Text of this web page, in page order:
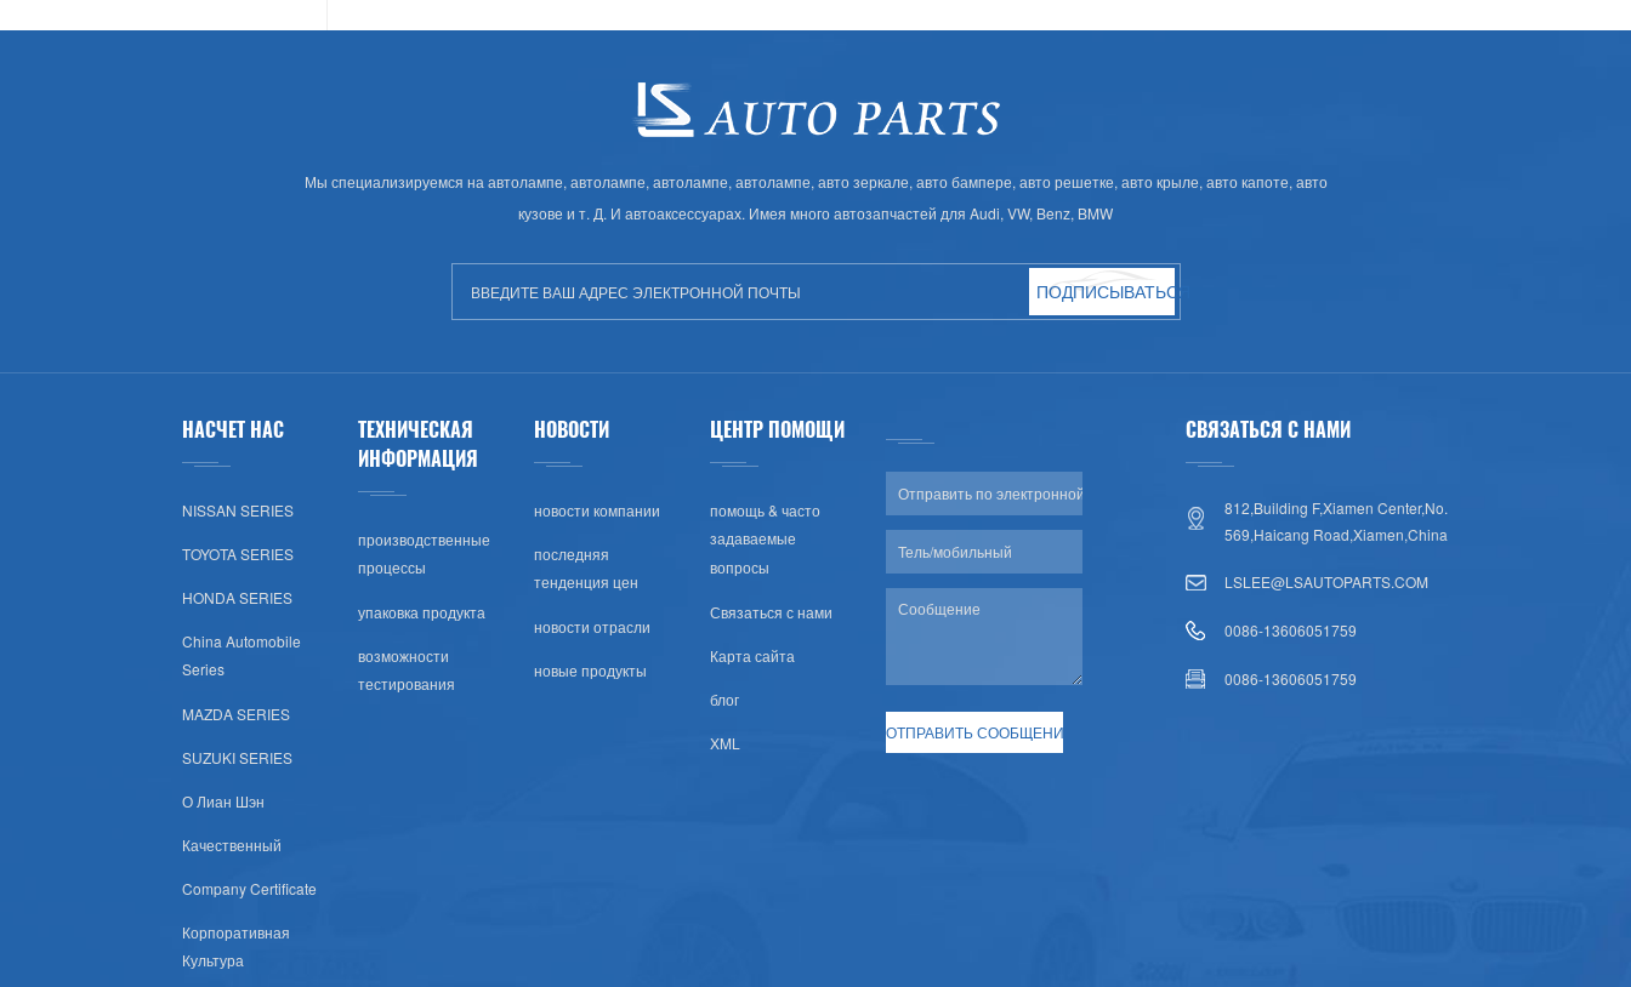
Мы специализируемся на автолампе, автолампе, автолампе, автолампе, авто зеркале, авто бампере, авто решетке, авто крыле, авто капоте, авто
кузове и т. Д. И автоаксессуарах. Имея много автозапчастей для Audi, VW, Benz, BMW
ПОДПИСЫВАТЬСЯ
НАСЧЕТ НАС
NISSAN SERIES
TOYOTA SERIES
HONDA SERIES
China Automobile
Series
MAZDA SERIES
SUZUKI SERIES
О Лиан Шэн
Качественный
Company Certificate
Корпоративная
Культура
ТЕХНИЧЕСКАЯ
ИНФОРМАЦИЯ
производственные
процессы
упаковка продукта
возможности
тестирования
НОВОСТИ
новости компании
последняя
тенденция цен
новости отрасли
новые продукты
ЦЕНТР ПОМОЩИ
помощь & часто
задаваемые
вопросы
Связаться с нами
Карта сайта
блог
XML
СВЯЗАТЬСЯ С НАМИ
812,Building F,Xiamen Center,No.
569,Haicang Road,Xiamen,China
LSLEE@LSAUTOPARTS.COM
0086-13606051759
0086-13606051759